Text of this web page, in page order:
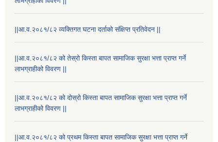
||आ.व.२०८१/८२ व्यक्तिगत घटना दर्ताको संक्षिप्त प्रतिवेदन ||
||आ.व.२०८१/८२ को तेस्रो किस्ता बापत सामाजिक सुरक्षा भत्ता प्राप्त गर्ने
लाभग्राहीको विवरण ||
||आ.व.२०८१/८२ को दोस्रो किस्ता बापत सामाजिक सुरक्षा भत्ता प्राप्त गर्ने
लाभग्राहीको विवरण ||
||आ.व.२०८१/८२ को प्रथम किस्ता बापत सामाजिक सुरक्षा भत्ता प्राप्त गर्ने